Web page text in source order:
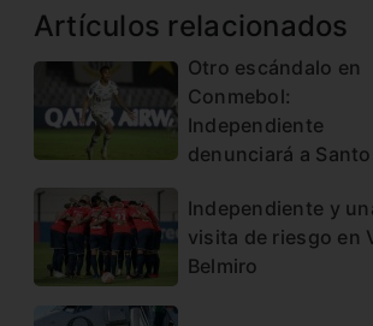
Artículos relacionados
Otro escándalo en
Conmebol:
Independiente
denunciará a
Independiente y
visita de riesgo en
Belmiro